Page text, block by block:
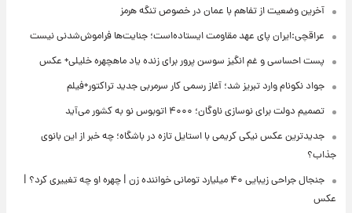
آخرین وضعیت از تفاهم با عمان در خصوص تنگه هرمز
عراقچی:ایران پای عهد مقاومت ایستاده‌است؛ جنایت‌ها فراموش‌شدنی نیست
پست احساسی و غم انگیز سوسن پرور برای زنده یاد ماهچهره خلیلی+ عکس
جواد نکونام وارد تبریز شد؛ آغاز رسمی کار سرمربی جدید تراکتور+فیلم
تصمیم دولت برای نوسازی ناوگان؛ ۴۰۰۰ اتوبوس نو به کشور می‌آید
جدیدترین عکس نیکی کریمی با استایل تازه در باشگاه؛ چه خبر از این بانوی
جذاب؟
جنجال جراحی زیبایی ۴۰ میلیارد تومانی خواننده زن | چهره او چه تغییری کرد؟ |
عکس